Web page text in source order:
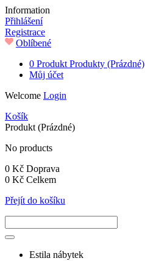
Information
Přihlášení
Registrace
Oblíbené
0 Produkt Produkty (Prázdné)
Můj účet
Welcome Login
Košík
Produkt (Prázdné)
No products
0 Kč Doprava
0 Kč Celkem
Přejít do košíku
Estila nábytek